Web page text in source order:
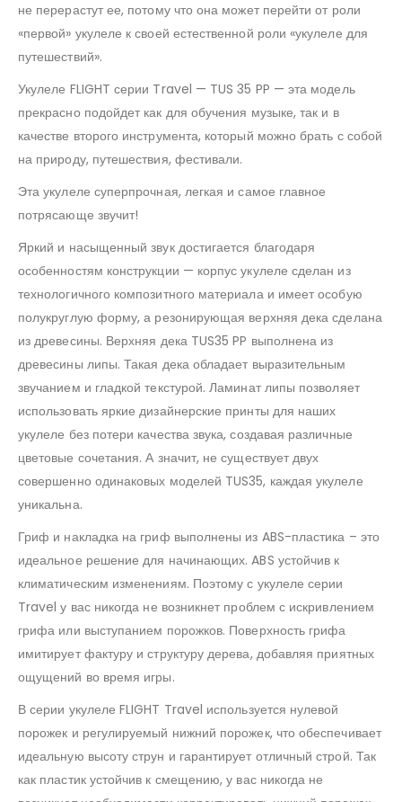
не перерастут ее, потому что она может перейти от роли
«первой» укулеле к своей естественной роли «укулеле для
путешествий».
Укулеле FLIGHT серии Travel — TUS 35 PP — эта модель
прекрасно подойдет как для обучения музыке, так и в
качестве второго инструмента, который можно брать с собой
на природу, путешествия, фестивали.
Эта укулеле суперпрочная, легкая и самое главное
потрясающе звучит!
Яркий и насыщенный звук достигается благодаря
особенностям конструкции — корпус укулеле сделан из
технологичного композитного материала и имеет особую
полукруглую форму, а резонирующая верхняя дека сделана
из древесины. Верхняя дека TUS35 PP выполнена из
древесины липы. Такая дека обладает выразительным
звучанием и гладкой текстурой. Ламинат липы позволяет
использовать яркие дизайнерские принты для наших
укулеле без потери качества звука, создавая различные
цветовые сочетания. А значит, не существует двух
совершенно одинаковых моделей TUS35, каждая укулеле
уникальна.
Гриф и накладка на гриф выполнены из ABS-пластика – это
идеальное решение для начинающих. ABS устойчив к
климатическим изменениям. Поэтому с укулеле серии
Travel у вас никогда не возникнет проблем с искривлением
грифа или выступанием порожков. Поверхность грифа
имитирует фактуру и структуру дерева, добавляя приятных
ощущений во время игры.
В серии укулеле FLIGHT Travel используется нулевой
порожек и регулируемый нижний порожек, что обеспечивает
идеальную высоту струн и гарантирует отличный строй. Так
как пластик устойчив к смещению, у вас никогда не